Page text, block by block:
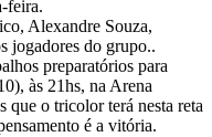
feira.
Alexandre Souza,
jogadores do grupo..
preparatórios para
às 21hs, na Arena
o tricolor terá nesta reta
é a vitória.